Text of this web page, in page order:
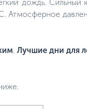
дождь.
Атмосферное
Лучшие дни для